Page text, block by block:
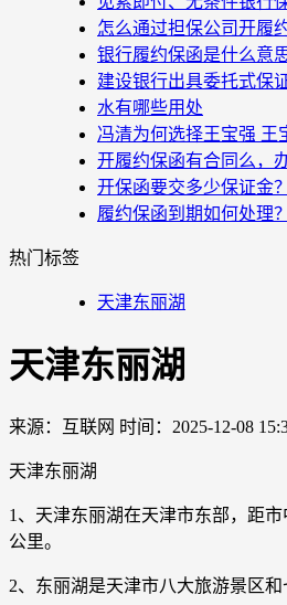
怎么通过担保公司开履
银行履约保函是什么意思
建设银行出具委托式保
水有哪些用处
冯清为何选择王宝强 王
开履约保函有合同么，
开保函要交多少保证金？
履约保函到期如何处理？
热门标签
天津东丽湖
天津东丽湖
来源：互联网 时间：2025-12-08
天津东丽湖
1、天津东丽湖在天津市东部，距
公里。
2、东丽湖是天津市八大旅游景区